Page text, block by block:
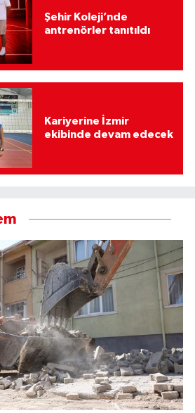
Şehir Koleji’nde
antrenörler tanıtıldı
Kariyerine İzmir
ekibinde devam edecek